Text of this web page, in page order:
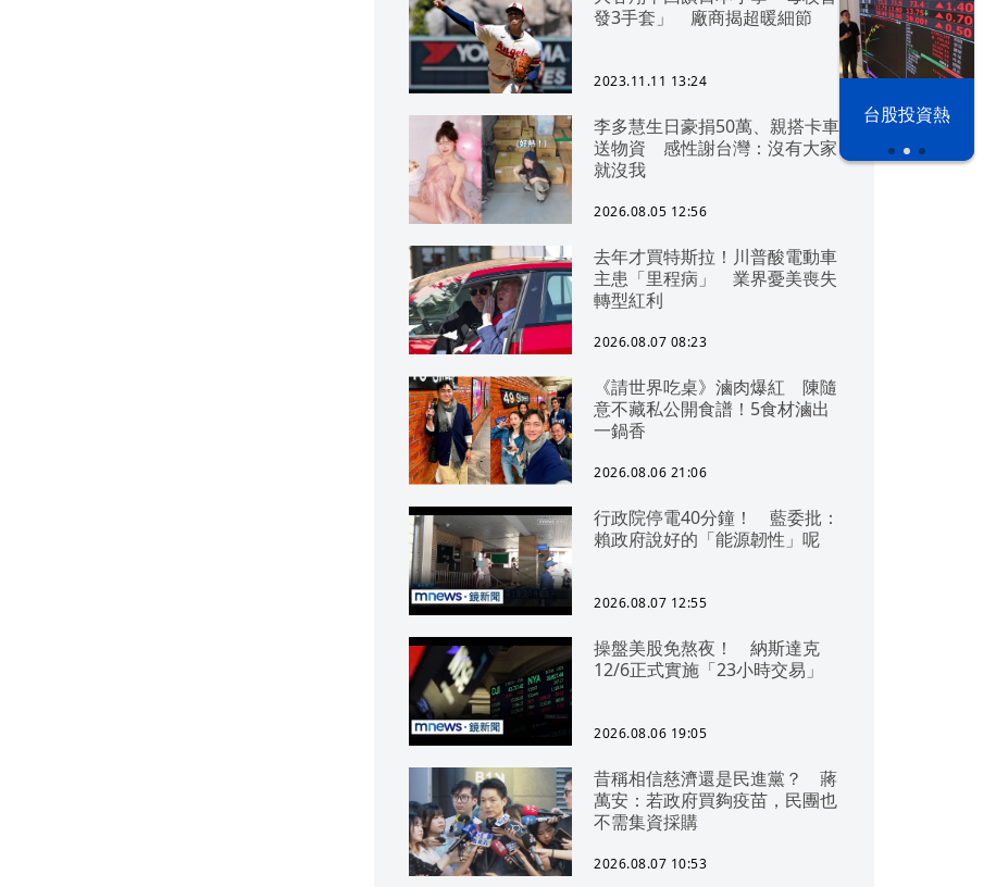
漢光42演習 台股投資熱
發3手套」 廠商揭超暖細節
2023.11.11 13:24
李多慧生日豪捐50萬、親搭卡車
送物資 感性謝台灣：沒有大家
就沒我
2026.08.05 12:56
去年才買特斯拉！川普酸電動車
主患「里程病」 業界憂美喪失
轉型紅利
2026.08.07 08:23
《請世界吃桌》滷肉爆紅 陳隨
意不藏私公開食譜！5食材滷出
一鍋香
2026.08.06 21:06
行政院停電40分鐘！ 藍委批：
賴政府說好的「能源韌性」呢
2026.08.07 12:55
操盤美股免熬夜！ 納斯達克
12/6正式實施「23小時交易」
2026.08.06 19:05
昔稱相信慈濟還是民進黨？ 蔣
萬安：若政府買夠疫苗，民團也
不需集資採購
2026.08.07 10:53